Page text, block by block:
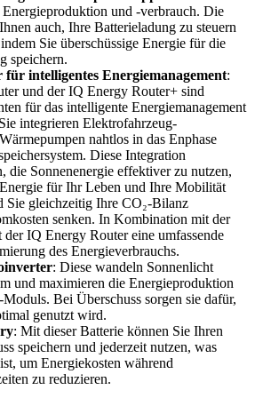
und -verbrauch. Die
auch, Ihre Batterieladung zu steuern
Sie überschüssige Energie für die
speichern.
intelligentes Energiemanagement:
und der IQ Energy Router+ sind
für das intelligente Energiemanagement
integrieren Elektrofahrzeug-
nahtlos in das Enphase
Diese Integration
die Sonnenenergie effektiver zu nutzen,
für Ihr Leben und Ihre Mobilität
Sie gleichzeitig Ihre CO₂-Bilanz
senken. In Kombination mit der
der IQ Energy Router eine umfassende
des Energieverbrauchs.
: Diese wandeln Sonnenlicht
und maximieren die Energieproduktion
Bei Überschuss sorgen sie dafür,
genutzt wird.
: Mit dieser Batterie können Sie Ihren
speichern und jederzeit nutzen, was
um Energiekosten während
zu reduzieren.